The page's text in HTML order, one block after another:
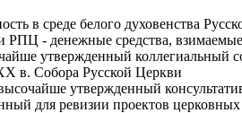
в среде белого духовенства
РПЦ - денежные средства,
утвержденный коллегиальный
в. Собора Русской Церкви
утвержденный
для ревизии проектов